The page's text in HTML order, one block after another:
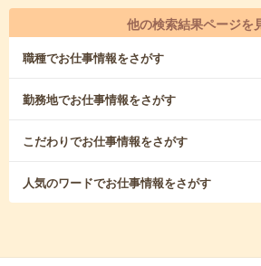
他の検索結果ページを
職種でお仕事情報をさがす
勤務地でお仕事情報をさがす
こだわりでお仕事情報をさがす
人気のワードでお仕事情報をさがす